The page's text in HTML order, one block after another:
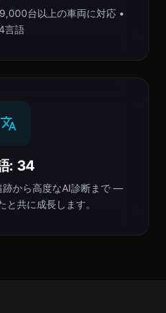
台以上の車両に対応 •
言語
: 34
跡から高度なAI診断まで —
と共に成長します。